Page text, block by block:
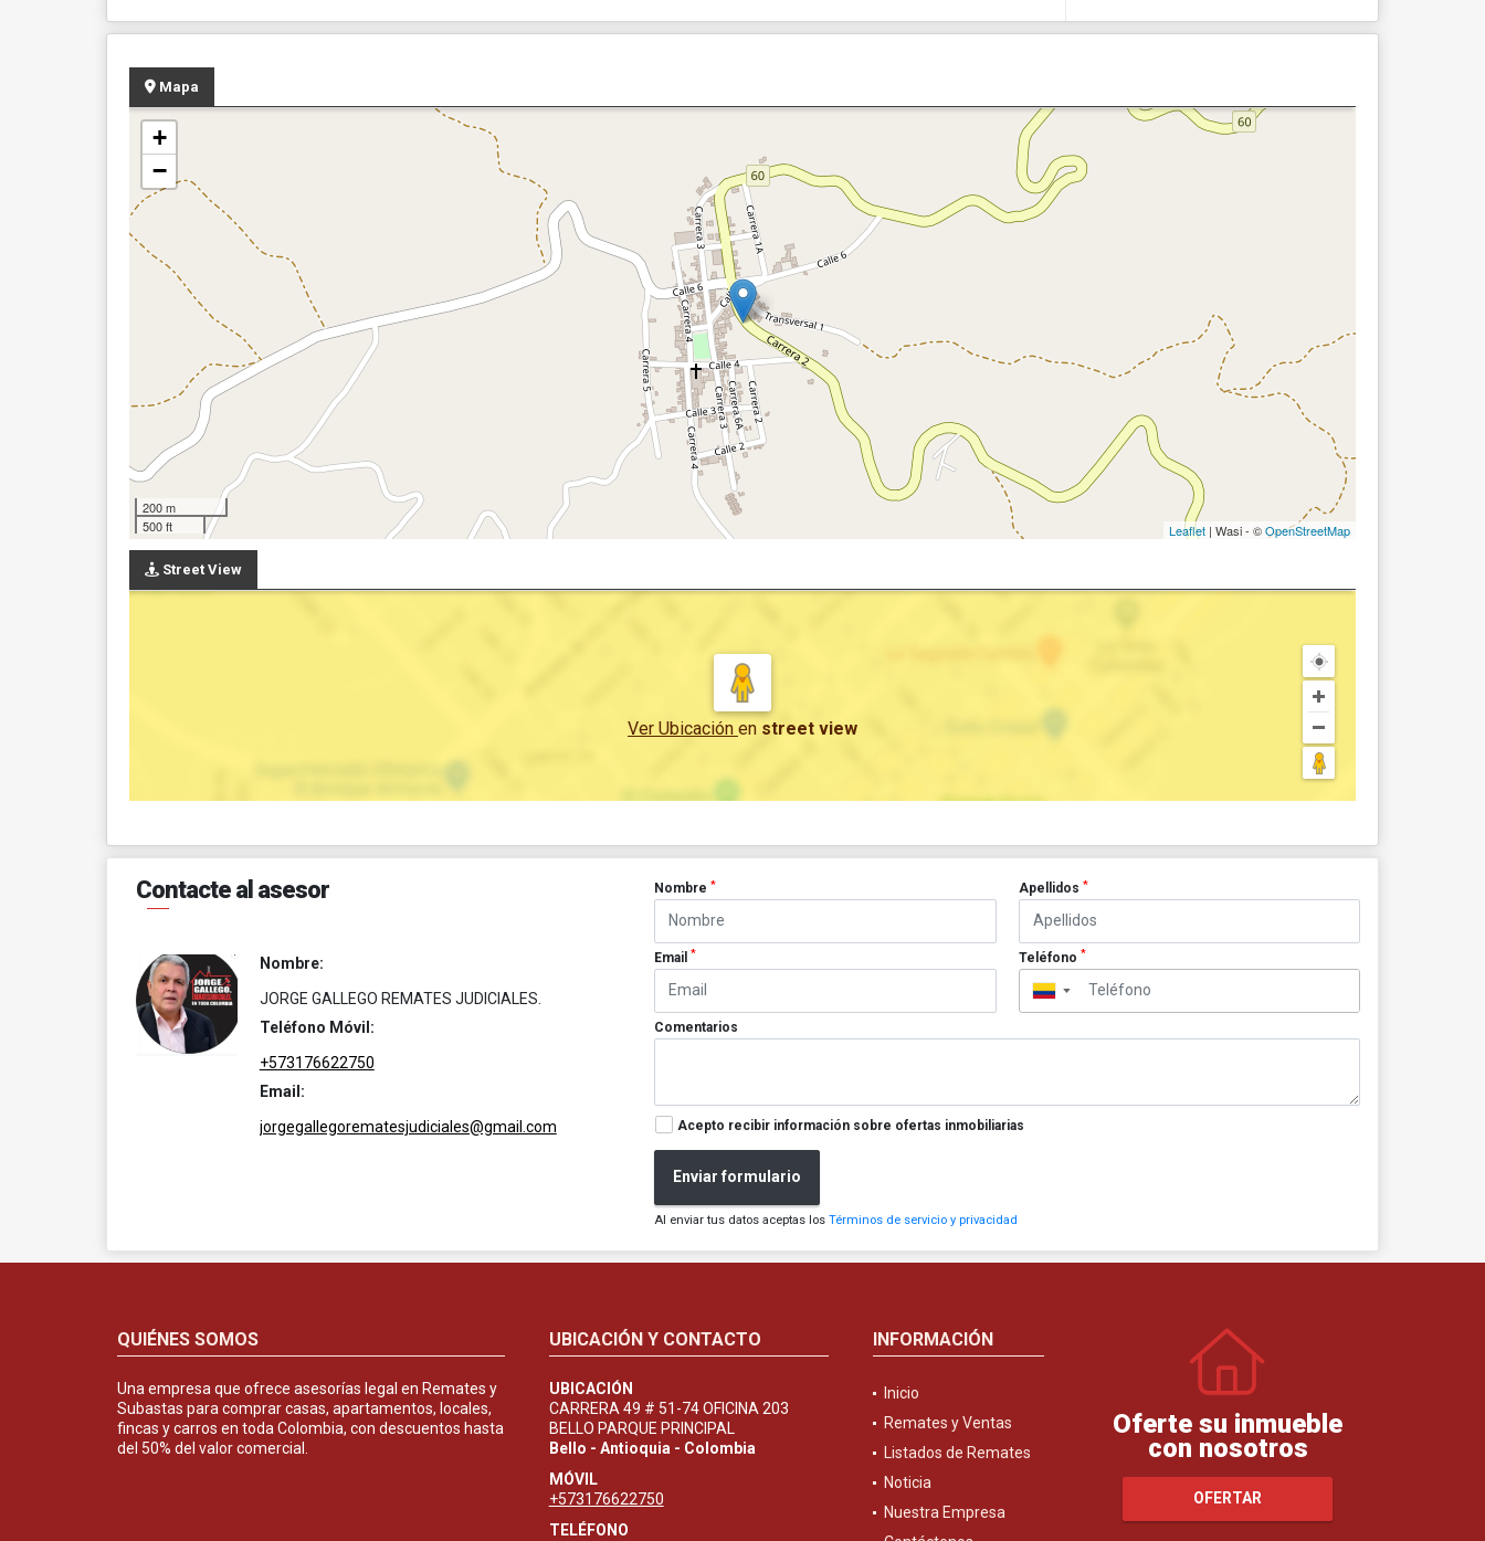
Mapa
+
−
200 m
500 ft
Leaflet | Wasi - ©OpenStreetMap
Street View
Ver Ubicación en street view
Contacte al asesor
Nombre:
JORGE GALLEGO REMATES JUDICIALES.
Teléfono Móvil:
+573176622750
Email:
jorgegallegorematesjudiciales@gmail.com
Nombre* Apellidos *
Email* Teléfono *
▼
Comentarios
Acepto recibir información sobre ofertas inmobiliarias
Enviar formulario
Al enviar tus datos aceptas losTérminos de servicio y privacidad
QUIÉNES SOMOS
Una empresa que ofrece asesorías legal en Remates y
Subastas para comprar casas, apartamentos, locales,
fincas y carros en toda Colombia, con descuentos hasta
del 50% del valor comercial.
UBICACIÓN Y CONTACTO
UBICACIÓN
CARRERA 49 # 51-74 OFICINA 203
BELLO PARQUE PRINCIPAL
Bello - Antioquia - Colombia
MÓVIL
+573176622750
TELÉFONO
INFORMACIÓN
Inicio
Remates y Ventas
Listados de Remates
Noticia
Nuestra Empresa
Oferte su inmueble
con nosotros
OFERTAR